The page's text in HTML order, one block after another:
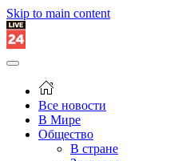
Skip to main content
Все новости
В Мире
Общество
В стране